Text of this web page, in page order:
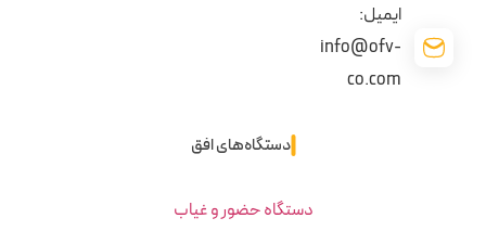
ایمیل:
info@ofv-
co.com
دستگاه‌های افق
دستگاه حضور و غیاب